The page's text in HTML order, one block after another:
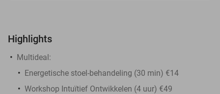
Highlights
Multideal:
Energetische stoel-behandeling (30 min) €14
Workshop Intuïtief Ontwikkelen (4 uur) €49